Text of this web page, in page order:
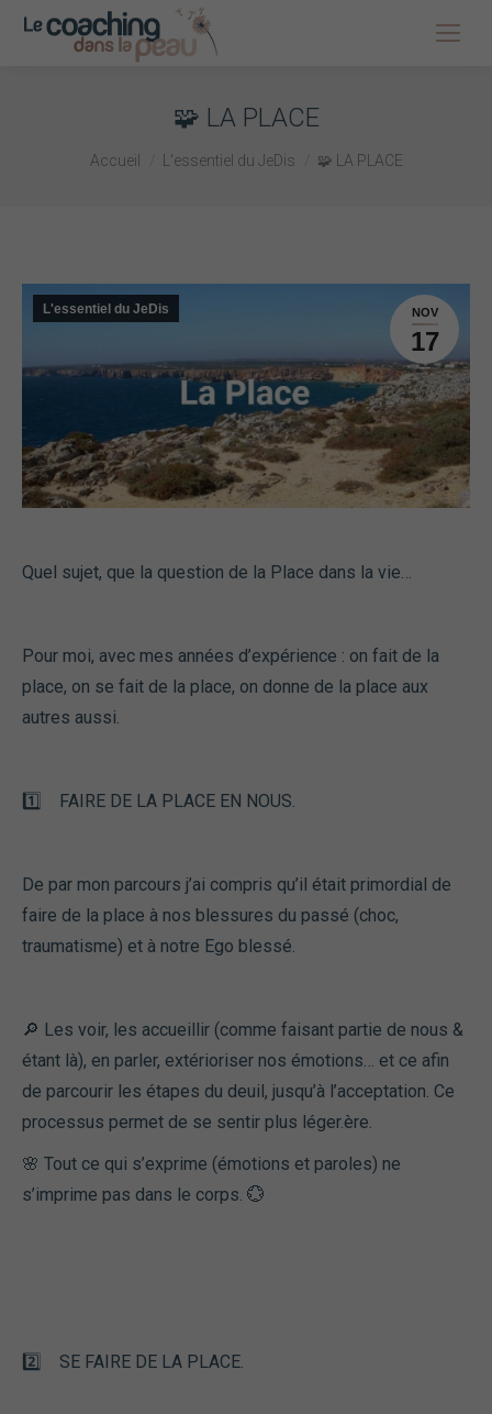
🧩 LA PLACE
Vous êtes ici :
Accueil L'essentiel du JeDis 🧩 LA PLACE
NOV
17
L'essentiel du JeDis
Quel sujet, que la question de la Place dans la vie…
Pour moi, avec mes années d’expérience : on fait de la
place, on se fait de la place, on donne de la place aux
autres aussi.
1️⃣ FAIRE DE LA PLACE EN NOUS.
De par mon parcours j’ai compris qu’il était primordial de
faire de la place à nos blessures du passé (choc,
traumatisme) et à notre Ego blessé.
🔎 Les voir, les accueillir (comme faisant partie de nous &
étant là), en parler, extérioriser nos émotions… et ce afin
de parcourir les étapes du deuil, jusqu’à l’acceptation. Ce
processus permet de se sentir plus léger.ère.
🌸 Tout ce qui s’exprime (émotions et paroles) ne
s’imprime pas dans le corps. 💮
2️⃣ SE FAIRE DE LA PLACE.